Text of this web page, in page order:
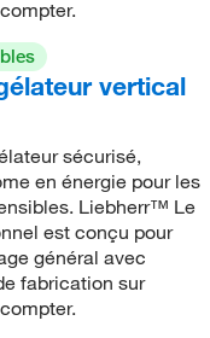
vertical
sécurisé,
en énergie pour les
Liebherr™ Le
est conçu pour
général avec
fabrication sur